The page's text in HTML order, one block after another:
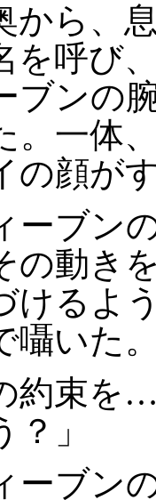
から、
を呼び
ブンの
。一体
の顔が
ーブン
の動き
けるよ
囁いた
約束を
？」
ーブン